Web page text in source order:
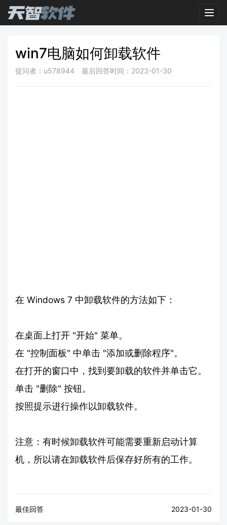
win7电脑如何卸载软件
提问者：u578944 最后回答时间：2023-01-30
在 Windows 7 中卸载软件的方法如下：
在桌面上打开 "开始" 菜单。
在 "控制面板" 中单击 "添加或删除程序"。
在打开的窗口中，找到要卸载的软件并单击它。
单击 "删除" 按钮。
按照提示进行操作以卸载软件。
注意：有时候卸载软件可能需要重新启动计算
机，所以请在卸载软件后保存好所有的工作。
最佳回答 2023-01-30